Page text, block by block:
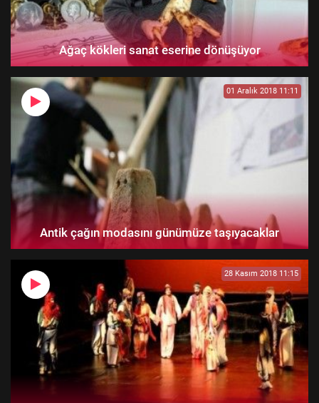
Ağaç kökleri sanat eserine dönüşüyor
01 Aralık 2018 11:11
Antik çağın modasını günümüze taşıyacaklar
28 Kasım 2018 11:15